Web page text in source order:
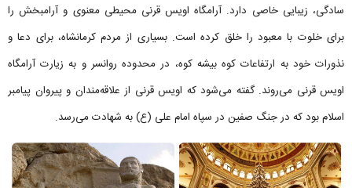
سادگی، زیبایی خاصی دارد. آرامگاه اویس قرنی محیطی معنوی و آرامبخش را
برای خلوت با معبود را خلق کرده است. بسیاری از مردم کرمانشاه، برای دعا و
نذورات خود به ارتفاعات کوه بیشه کوه، در محدوده روانسر و به زیارت آرامگاه
اویس قرنی می‌روند. گفته می‌شود که اویس قرنی از علاقه‌مندان و پیروان پیامبر
اسلام بود که در جنگ صفین در سپاه امام علی (ع) به شهادت می‌رسد.